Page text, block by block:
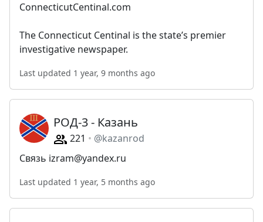
ConnecticutCentinal.com
The Connecticut Centinal is the state’s premier
investigative newspaper.
Last updated 1 year, 9 months ago
РОД-3 - Казань
221
@kazanrod
Связь izram@yandex.ru
Last updated 1 year, 5 months ago